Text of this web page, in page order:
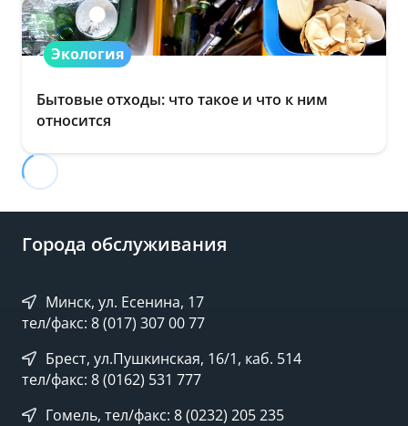
Экология
Бытовые отходы: что такое и что к ним
относится
Города обслуживания
Минск, ул. Есенина, 17
тел/факс: 8 (017) 307 00 77
Брест, ул.Пушкинская, 16/1, каб. 514
тел/факс: 8 (0162) 531 777
Гомель, тел/факс: 8 (0232) 205 235